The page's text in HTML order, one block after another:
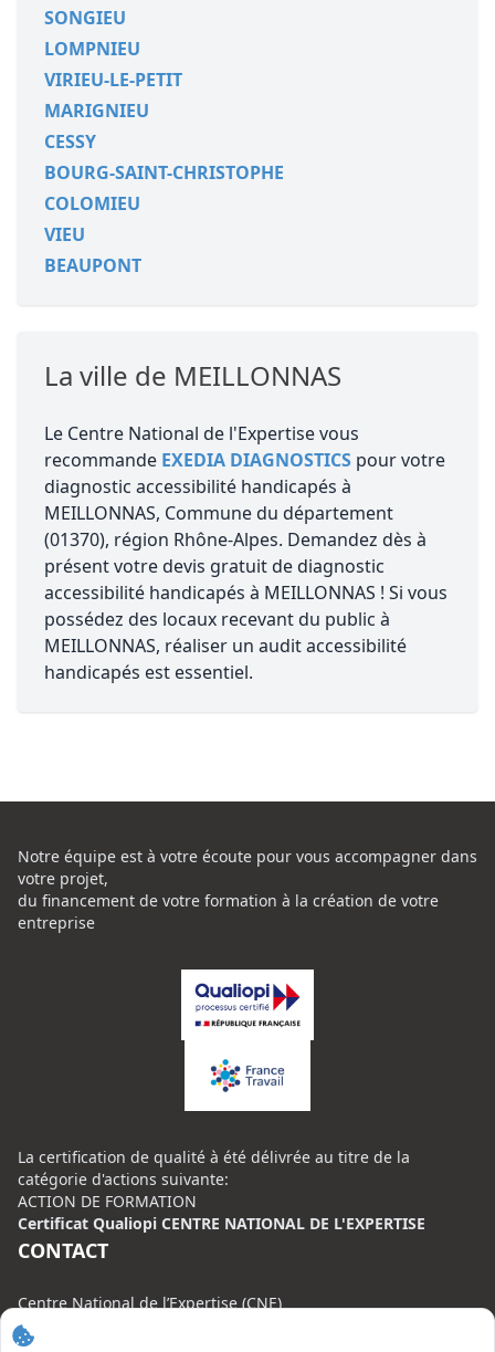
SONGIEU
LOMPNIEU
VIRIEU-LE-PETIT
MARIGNIEU
CESSY
BOURG-SAINT-CHRISTOPHE
COLOMIEU
VIEU
BEAUPONT
La ville de MEILLONNAS
Le Centre National de l'Expertise vous
recommande EXEDIA DIAGNOSTICS pour votre
diagnostic accessibilité handicapés à
MEILLONNAS, Commune du département
(01370), région Rhône-Alpes. Demandez dès à
présent votre devis gratuit de diagnostic
accessibilité handicapés à MEILLONNAS ! Si vous
possédez des locaux recevant du public à
MEILLONNAS, réaliser un audit accessibilité
handicapés est essentiel.
Notre équipe est à votre écoute pour vous accompagner dans
votre projet,
du financement de votre formation à la création de votre
entreprise
La certification de qualité à été délivrée au titre de la
catégorie d'actions suivante:
ACTION DE FORMATION
Certificat Qualiopi CENTRE NATIONAL DE L'EXPERTISE
CONTACT
Centre National de l’Expertise (CNE)
20 rue Henri Regnault, 75008 Paris